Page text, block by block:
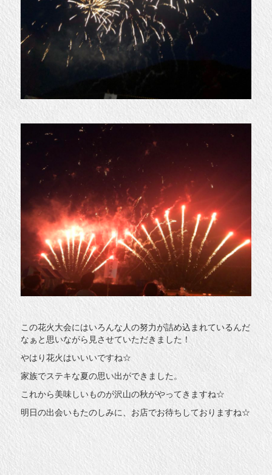
この花火大会にはいろんな人の努力が詰め込まれているんだ
なぁと思いながら見させていただきました！
やはり花火はいいいですね☆
家族でステキな夏の思い出ができました。
これから美味しいものが沢山の秋がやってきますね☆
明日の出会いもたのしみに、お店でお待ちしておりますね☆